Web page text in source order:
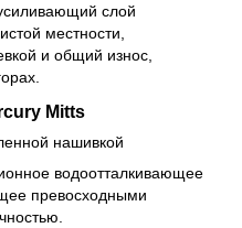
слой
местности,
и общий износ,
Mitts
нашивкой
водоотталкивающее
превосходными